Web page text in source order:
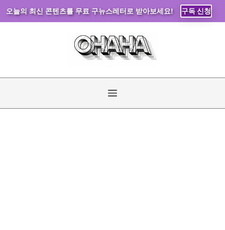
오늘의 최신 콘텐츠를 무료 구뉴스레터로 받아보세요! 구독 신청
건
메